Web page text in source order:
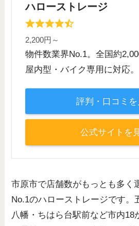
ハローストレージ
2,200円～
物件数業界No.1。全国約
屋内型・バイク専用に対応。
評判・口コミを
公式サイトを
市原市で店舗数がもっとも多く
No.1のハローストレージです。
八幡・ちはら台駅前など市内18